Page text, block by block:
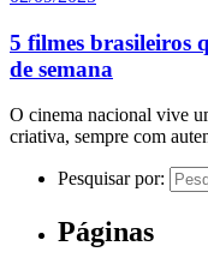
5 filmes brasileiros
de semana
O cinema nacional vive
criativa, sempre com
Pesquisar por:
Páginas